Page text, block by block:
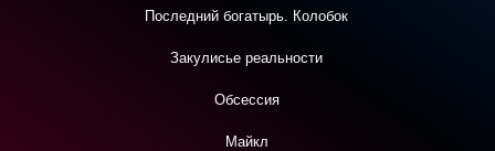
Последний богатырь. Колобок
Закулисье реальности
Обсессия
Майкл